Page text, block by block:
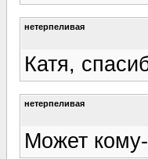
нетерпеливая
Катя,
нетерпеливая
Может